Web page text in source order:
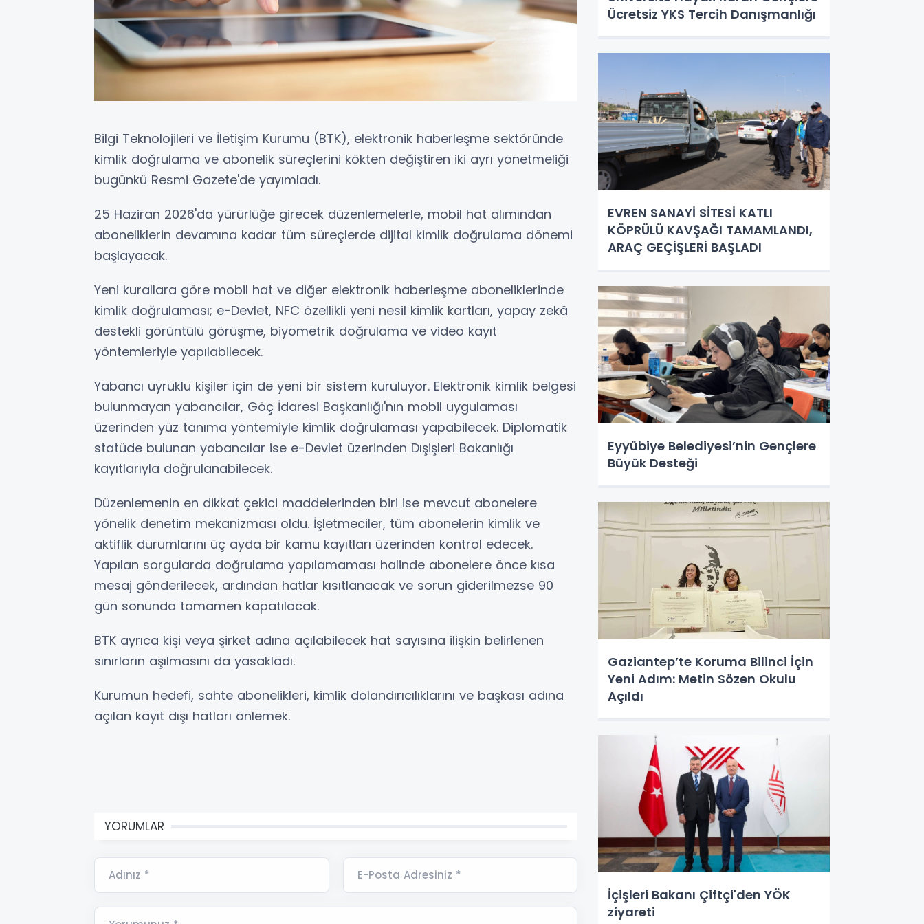
Bilgi Teknolojileri ve İletişim Kurumu (BTK), elektronik haberleşme sektöründe
kimlik doğrulama ve abonelik süreçlerini kökten değiştiren iki ayrı yönetmeliği
bugünkü Resmi Gazete'de yayımladı.
25 Haziran 2026'da yürürlüğe girecek düzenlemelerle, mobil hat alımından
aboneliklerin devamına kadar tüm süreçlerde dijital kimlik doğrulama dönemi
başlayacak.
Yeni kurallara göre mobil hat ve diğer elektronik haberleşme aboneliklerinde
kimlik doğrulaması; e-Devlet, NFC özellikli yeni nesil kimlik kartları, yapay zekâ
destekli görüntülü görüşme, biyometrik doğrulama ve video kayıt
yöntemleriyle yapılabilecek.
Yabancı uyruklu kişiler için de yeni bir sistem kuruluyor. Elektronik kimlik belgesi
bulunmayan yabancılar, Göç İdaresi Başkanlığı'nın mobil uygulaması
üzerinden yüz tanıma yöntemiyle kimlik doğrulaması yapabilecek. Diplomatik
statüde bulunan yabancılar ise e-Devlet üzerinden Dışişleri Bakanlığı
kayıtlarıyla doğrulanabilecek.
Düzenlemenin en dikkat çekici maddelerinden biri ise mevcut abonelere
yönelik denetim mekanizması oldu. İşletmeciler, tüm abonelerin kimlik ve
aktiflik durumlarını üç ayda bir kamu kayıtları üzerinden kontrol edecek.
Yapılan sorgularda doğrulama yapılamaması halinde abonelere önce kısa
mesaj gönderilecek, ardından hatlar kısıtlanacak ve sorun giderilmezse 90
gün sonunda tamamen kapatılacak.
BTK ayrıca kişi veya şirket adına açılabilecek hat sayısına ilişkin belirlenen
sınırların aşılmasını da yasakladı.
Kurumun hedefi, sahte abonelikleri, kimlik dolandırıcılıklarını ve başkası adına
açılan kayıt dışı hatları önlemek.
YORUMLAR
Adınız * E-Posta Adresiniz *
Ücretsiz YKS Tercih Danışmanlığı
EVREN SANAYİ SİTESİ KATLI
KÖPRÜLÜ KAVŞAĞI TAMAMLANDI,
ARAÇ GEÇİŞLERİ BAŞLADI
Eyyübiye Belediyesi’nin Gençlere
Büyük Desteği
Gaziantep’te Koruma Bilinci İçin
Yeni Adım: Metin Sözen Okulu
Açıldı
İçişleri Bakanı Çiftçi'den YÖK
ziyareti